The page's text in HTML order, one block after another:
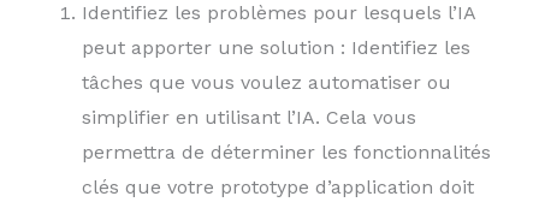
Identifiez les problèmes pour lesquels l’IA
peut apporter une solution : Identifiez les
tâches que vous voulez automatiser ou
simplifier en utilisant l’IA. Cela vous
permettra de déterminer les fonctionnalités
clés que votre prototype d’application doit